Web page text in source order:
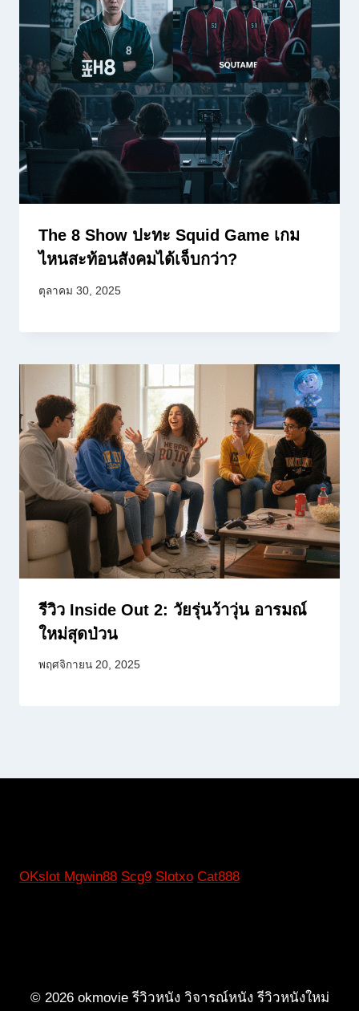
The 8 Show ปะทะ Squid Game เกม
ไหนสะท้อนสังคมได้เจ็บกว่า?
ตุลาคม 30, 2025
รีวิว Inside Out 2: วัยรุ่นว้าวุ่น อารมณ์
ใหม่สุดป่วน
พฤศจิกายน 20, 2025
OKslot Mgwin88 Scg9 Slotxo Cat888
© 2026 okmovie รีวิวหนัง วิจารณ์หนัง รีวิวหนังใหม่